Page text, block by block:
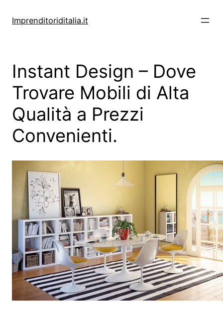
Imprenditoriditalia.it
Instant Design – Dove
Trovare Mobili di Alta
Qualità a Prezzi
Convenienti.